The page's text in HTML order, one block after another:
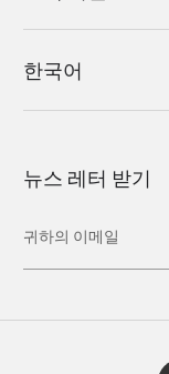
한국어
뉴스 레터 받기